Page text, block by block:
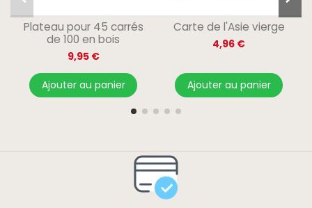
Plateau pour 45 carrés
de 100 en bois
9,95 €
Ajouter au panier
Carte de l'Asie vierge
4,96 €
Ajouter au panier